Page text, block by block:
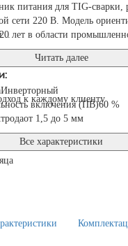
питания для TIG-сварки,
сети 220 В. Модель
Читать далее
Инверторный
включения (ПВ)60 %
от 1,5 до 5 мм
Все характеристики
лет в области
к каждому клиенту